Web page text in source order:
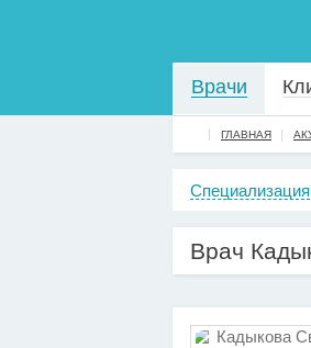
Врачи
ГЛАВНАЯ
Специализация
Врач